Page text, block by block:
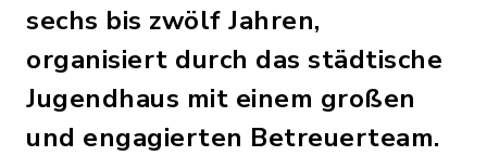
sechs bis zwölf Jahren,
organisiert durch das städtische
Jugendhaus mit einem großen
und engagierten Betreuerteam.